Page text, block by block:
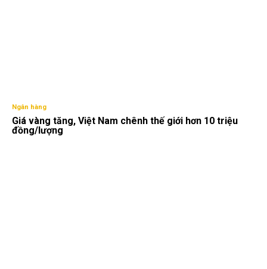
Ngân hàng
Giá vàng tăng, Việt Nam chênh thế giới hơn 10 triệu
đồng/lượng